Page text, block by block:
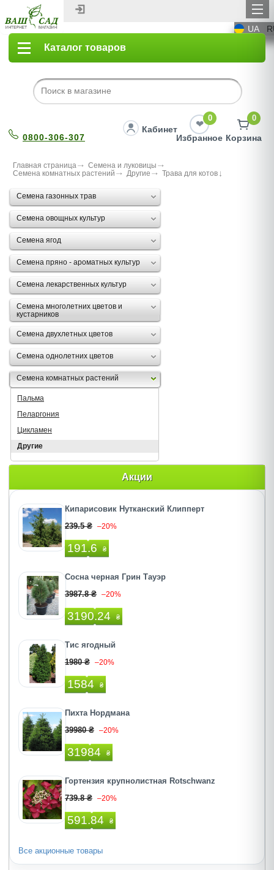
UA
Каталог товаров
0800-306-307
Кабинет
0
Избранное
0
Корзина
Главная страница
Семена и луковицы
Семена комнатных растений
Другие Трава для котов
Семена газонных трав
Семена овощных культур
Семена ягод
Семена пряно - ароматных культур
Семена лекарственных культур
Семена многолетних цветов и
кустарников
Семена двухлетных цветов
Семена однолетних цветов
Семена комнатных растений
Пальма
Пеларгония
Цикламен
Другие
Акции
Кипарисовик Нутканский Клипперт
239.5 ₴ –20%
191.6 ₴
Сосна черная Грин Тауэр
3987.8 ₴ –20%
3190.24 ₴
Тис ягодный
1980 ₴ –20%
1584 ₴
Пихта Нордмана
39980 ₴ –20%
31984 ₴
Гортензия крупнолистная Rotschwanz
739.8 ₴ –20%
591.84 ₴
Все акционные товары